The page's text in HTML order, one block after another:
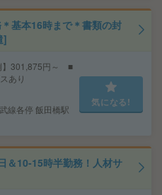
基本16時まで＊書類の封
]
】301,875円～ ■
あり
線各停 飯田橋駅
気になる!
＆10-15時半勤務！人材サ